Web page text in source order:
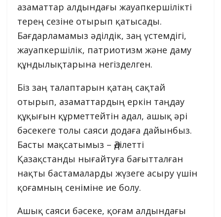
азаматтар алдындағы жауапкершілікті
терең сезіне отырып қатысады.
Бағдарламамыз әділдік, заң үстемдігі,
жауапкершілік, патриотизм және даму
құндылықтарына негізделген.
Біз заң талаптарын қатаң сақтай
отырып, азаматтардың еркін таңдау
құқығын құрметтейтін адал, ашық әрі
бәсекеге толы саяси додаға дайынбыз.
Басты мақсатымыз – Әділетті
Қазақстанды нығайтуға бағытталған
нақты бастамаларды жүзеге асыру үшін
қоғамның сеніміне ие болу.
Ашық саяси бәсеке, қоғам алдындағы